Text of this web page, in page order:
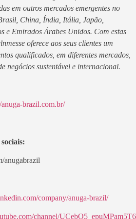
em outros mercados emergentes no
China, Índia, Itália, Japão,
e Emirados Árabes Unidos. Com estas
oferece aos seus clientes um
qualificados, em diferentes mercados,
negócios sustentável e internacional.
anuga-brazil.com.br/
anugabrazil
company/anuga-brazil/
channel/